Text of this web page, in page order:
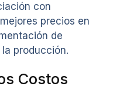
con
precios en
de
producción.
Costos